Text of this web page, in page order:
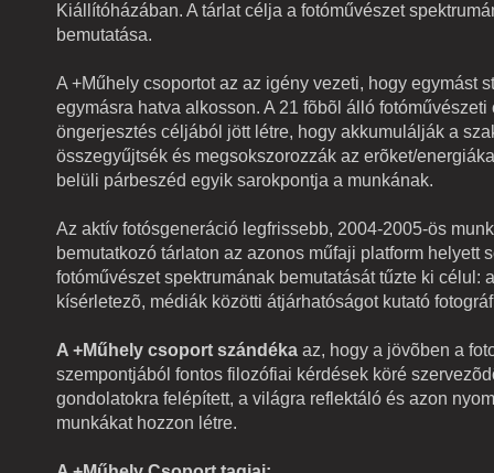
Kiállítóházában. A tárlat célja a fotóművészet
bemutatása.
A +Műhely csoportot az az igény vezeti, hogy egymást
egymásra hatva alkosson. A 21 fõbõl álló fotóművészeti
öngerjesztés céljából jött létre, hogy akkumulálják a
összegyűjtsék és megsokszorozzák az erõket/
belüli párbeszéd egyik sarokpontja a munkának.
Az aktív fotósgeneráció legfrissebb, 2004-2005-ös
bemutatkozó tárlaton az azonos műfaji platform helyett
fotóművészet spektrumának bemutatását tűzte ki célul:
kísérletezõ, médiák közötti átjárhatóságot kutató
A +Műhely csoport szándéka az, hogy a jövõben a
szempontjából fontos filozófiai kérdések köré
gondolatokra felépített, a világra reflektáló és azon
munkákat hozzon létre.